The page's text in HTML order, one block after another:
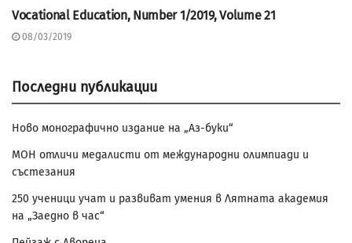
CONTENTS OF VOCATIONAL
Vocational Education, Number 1/2019, Volume 21
08/03/2019
Последни публикации
Ново монографично издание на „Аз-буки“
МОН отличи медалисти от международни олимпиади и
състезания
250 ученици учат и развиват умения в Лятната академия
на „Заедно в час“